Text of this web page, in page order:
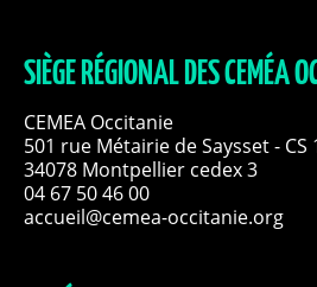
SIÈGE RÉGIONAL DES CEMÉA
CEMEA Occitanie
501 rue Métairie de Saysset - CS
34078 Montpellier cedex 3
04 67 50 46 00
accueil@cemea-occitanie.org